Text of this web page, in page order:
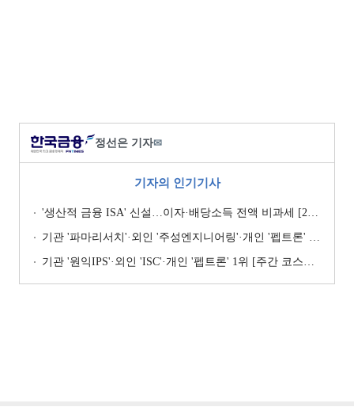
정선은 기자✉
기자의 인기기사
'생산적 금융 ISA' 신설…이자·배당소득 전액 비과세 [2026 세제개편안]
기관 '파마리서치'·외인 '주성엔지니어링'·개인 '펩트론' 1위 [주간 코스닥 순매수- 2026년 7월27일~7월31일]
기관 '원익IPS'·외인 'ISC'·개인 '펩트론' 1위 [주간 코스닥 순매수- 2026년 7월6일~7월10일]